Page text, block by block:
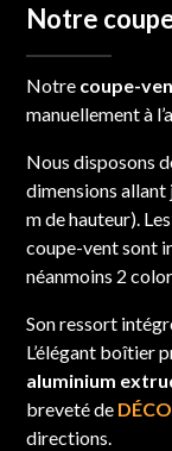
Notre
Notre coupe-
manuellement à
Nous disposons
dimensions allant
m de hauteur).
coupe-vent sont
néanmoins 2
Son ressort
L’élégant boîtier
aluminium
breveté de
directions.